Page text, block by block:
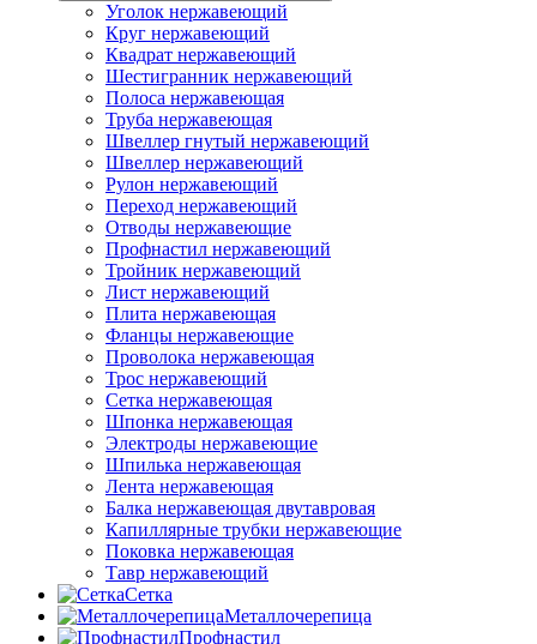
Уголок нержавеющий
Круг нержавеющий
Квадрат нержавеющий
Шестигранник нержавеющий
Полоса нержавеющая
Труба нержавеющая
Швеллер гнутый нержавеющий
Швеллер нержавеющий
Рулон нержавеющий
Переход нержавеющий
Отводы нержавеющие
Профнастил нержавеющий
Тройник нержавеющий
Лист нержавеющий
Плита нержавеющая
Фланцы нержавеющие
Проволока нержавеющая
Трос нержавеющий
Сетка нержавеющая
Шпонка нержавеющая
Электроды нержавеющие
Шпилька нержавеющая
Лента нержавеющая
Балка нержавеющая двутавровая
Капиллярные трубки нержавеющие
Поковка нержавеющая
Тавр нержавеющий
Сетка
Металлочерепица
Профнастил